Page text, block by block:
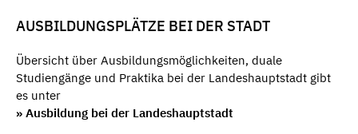
AUSBILDUNGSPLÄTZE BEI DER STADT
Übersicht über Ausbildungsmöglichkeiten, duale
Studiengänge und Praktika bei der Landeshauptstadt gibt
es unter
» Ausbildung bei der Landeshauptstadt